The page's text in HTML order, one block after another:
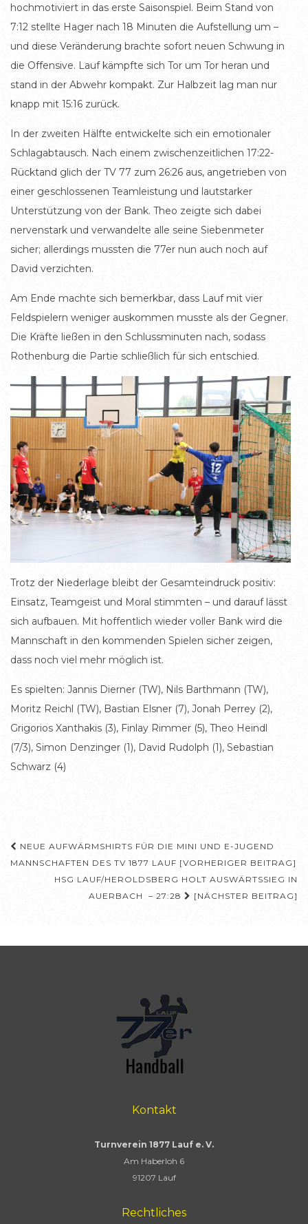
hochmotiviert in das erste Saisonspiel. Beim Stand von
7:12 stellte Hager nach 18 Minuten die Aufstellung um –
und diese Veränderung brachte sofort neuen Schwung in
die Offensive. Lauf kämpfte sich Tor um Tor heran und
stand in der Abwehr kompakt. Zur Halbzeit lag man nur
knapp mit 15:16 zurück.
In der zweiten Hälfte entwickelte sich ein emotionaler
Schlagabtausch. Nach einem zwischenzeitlichen 17:22-
Rücktand glich der TV 77 zum 26:26 aus, angetrieben von
einer geschlossenen Teamleistung und lautstarker
Unterstützung von der Bank. Theo zeigte sich dabei
nervenstark und verwandelte alle seine Siebenmeter
sicher; allerdings mussten die 77er nun auch noch auf
David verzichten.
Am Ende machte sich bemerkbar, dass Lauf mit vier
Feldspielern weniger auskommen musste als der Gegner.
Die Kräfte ließen in den Schlussminuten nach, sodass
Rothenburg die Partie schließlich für sich entschied.
Trotz der Niederlage bleibt der Gesamteindruck positiv:
Einsatz, Teamgeist und Moral stimmten – und darauf lässt
sich aufbauen. Mit hoffentlich wieder voller Bank wird die
Mannschaft in den kommenden Spielen sicher zeigen,
dass noch viel mehr möglich ist.
Es spielten: Jannis Dierner (TW), Nils Barthmann (TW),
Moritz Reichl (TW), Bastian Elsner (7), Jonah Perrey (2),
Grigorios Xanthakis (3), Finlay Rimmer (5), Theo Heindl
(7/3), Simon Denzinger (1), David Rudolph (1), Sebastian
Schwarz (4)
Beitragsnavigation
NEUE AUFWÄRMSHIRTS FÜR DIE MINI UND E-JUGEND
MANNSCHAFTEN DES TV 1877 LAUF [VORHERIGER BEITRAG]
HSG LAUF/HEROLDSBERG HOLT AUSWÄRTSSIEG IN
AUERBACH – 27:28
[NÄCHSTER BEITRAG]
Kontakt
Turnverein 1877 Lauf e. V.
Am Haberloh 6
91207 Lauf
Rechtliches